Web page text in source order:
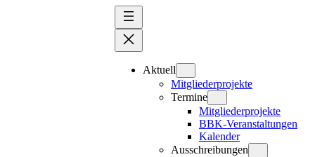
Aktuell
Mitgliederprojekte
Termine
Mitgliederprojekte
BBK-Veranstaltungen
Kalender
Ausschreibungen